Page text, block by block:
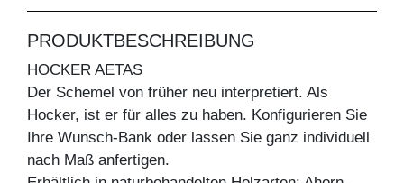
PRODUKTBESCHREIBUNG
HOCKER AETAS
Der Schemel von früher neu interpretiert. Als
Hocker, ist er für alles zu haben. Konfigurieren Sie
Ihre Wunsch-Bank oder lassen Sie ganz individuell
nach Maß anfertigen.